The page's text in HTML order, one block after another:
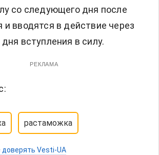
со следующего дня после
и вводятся в действие через
вступления в силу.
РЕКЛАМА
растаможка
Vesti-UA